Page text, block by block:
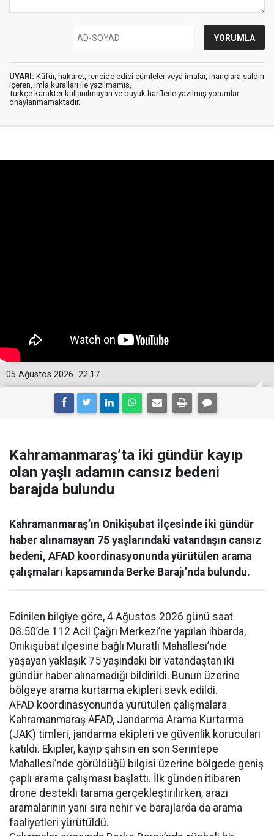
UYARI: Küfür, hakaret, rencide edici cümleler veya imalar, inançlara saldırı
içeren, imla kuralları ile yazılmamış,
Türkçe karakter kullanılmayan ve büyük harflerle yazılmış yorumlar
onaylanmamaktadır.
22:17
05 Ağustos 2026
Kahramanmaraş’ta iki gündür kayıp
olan yaşlı adamın cansız bedeni
barajda bulundu
Kahramanmaraş’ın Onikişubat ilçesinde iki gündür
haber alınamayan 75 yaşlarındaki vatandaşın cansız
bedeni, AFAD koordinasyonunda yürütülen arama
çalışmaları kapsamında Berke Barajı’nda bulundu.
Edinilen bilgiye göre, 4 Ağustos 2026 günü saat
08.50’de 112 Acil Çağrı Merkezi’ne yapılan ihbarda,
Onikişubat ilçesine bağlı Muratlı Mahallesi’nde
yaşayan yaklaşık 75 yaşındaki bir vatandaştan iki
gündür haber alınamadığı bildirildi. Bunun üzerine
bölgeye arama kurtarma ekipleri sevk edildi.
AFAD koordinasyonunda yürütülen çalışmalara
Kahramanmaraş AFAD, Jandarma Arama Kurtarma
(JAK) timleri, jandarma ekipleri ve güvenlik korucuları
katıldı. Ekipler, kayıp şahsın en son Serintepe
Mahallesi’nde görüldüğü bilgisi üzerine bölgede geniş
çaplı arama çalışması başlattı. İlk günden itibaren
drone destekli tarama gerçekleştirilirken, arazi
aramalarının yanı sıra nehir ve barajlarda da arama
faaliyetleri yürütüldü.